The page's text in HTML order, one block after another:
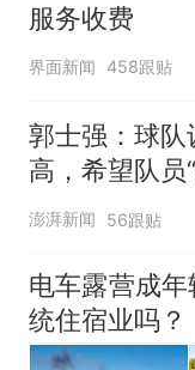
服务收费
界面新闻 458跟贴
郭士强：球队
高，希望队员
澎湃新闻 56跟贴
电车露营成年
统住宿业吗？